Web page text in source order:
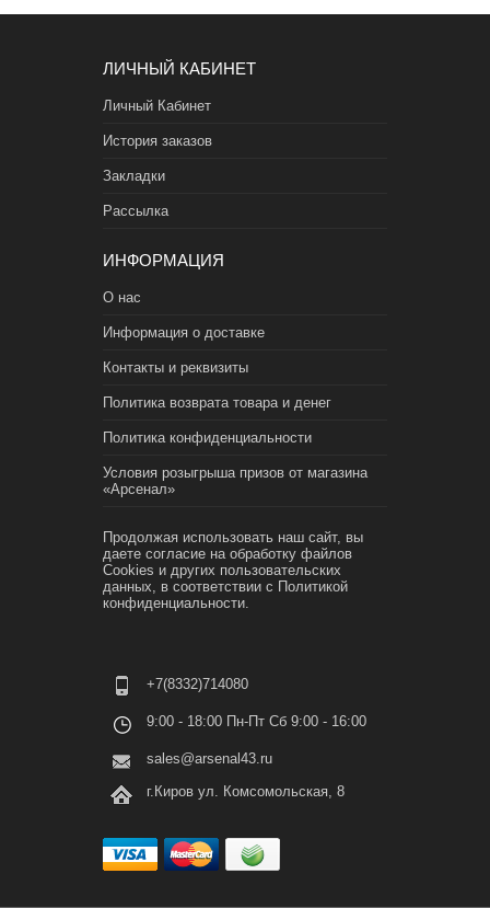
ЛИЧНЫЙ КАБИНЕТ
Личный Кабинет
История заказов
Закладки
Рассылка
ИНФОРМАЦИЯ
О нас
Информация о доставке
Контакты и реквизиты
Политика возврата товара и денег
Политика конфиденциальности
Условия розыгрыша призов от магазина
«Арсенал»
Продолжая использовать наш сайт, вы
даете согласие на обработку файлов
Cookies и других пользовательских
данных, в соответствии с Политикой
конфиденциальности.
+7(8332)714080
9:00 - 18:00 Пн-Пт Сб 9:00 - 16:00
sales@arsenal43.ru
г.Киров ул. Комсомольская, 8